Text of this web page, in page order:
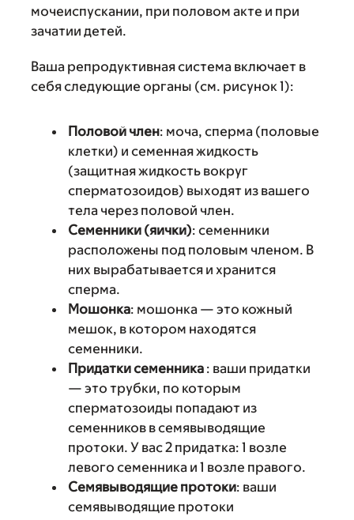
мочеиспускании, при половом акте и при
зачатии детей.
Ваша репродуктивная система включает в
себя следующие органы (см. рисунок 1):
Половой член: моча, сперма (половые
клетки) и семенная жидкость
(защитная жидкость вокруг
сперматозоидов) выходят из вашего
тела через половой член.
Семенники (яички): семенники
расположены под половым членом. В
них вырабатывается и хранится
сперма.
Мошонка: мошонка — это кожный
мешок, в котором находятся
семенники.
Придатки семенника : ваши придатки
— это трубки, по которым
сперматозоиды попадают из
семенников в семявыводящие
протоки. У вас 2 придатка: 1 возле
левого семенника и 1 возле правого.
Семявыводящие протоки: ваши
семявыводящие протоки